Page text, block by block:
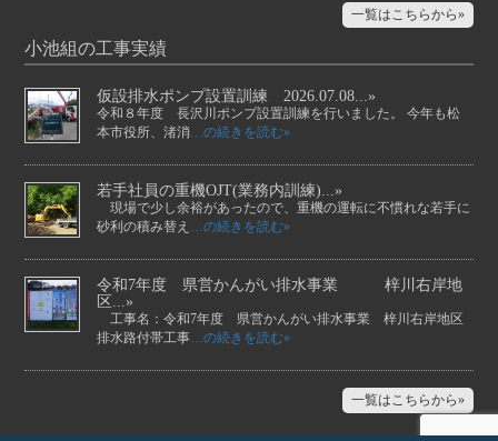
一覧はこちらから»
小池組の工事実績
仮設排水ポンプ設置訓練 2026.07.08...»
令和８年度 長沢川ポンプ設置訓練を行いました。 今年も松
本市役所、渚消…の続きを読む»
若手社員の重機OJT(業務内訓練)...»
現場で少し余裕があったので、重機の運転に不慣れな若手に
砂利の積み替え …の続きを読む»
令和7年度 県営かんがい排水事業 梓川右岸地
区...»
工事名：令和7年度 県営かんがい排水事業 梓川右岸地区
排水路付帯工事…の続きを読む»
一覧はこちらから»